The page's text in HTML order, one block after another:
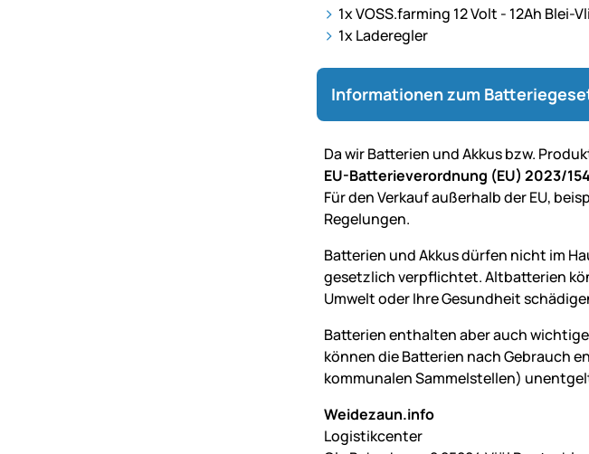
1x VOSS.farming 12 Volt - 12Ah Blei-
1x Laderegler
Informationen zum
Da wir Batterien und Akkus bzw.
EU-Batterieverordnung (EU) 2023/
Für den Verkauf außerhalb der EU,
Regelungen.
Batterien und Akkus dürfen nicht im
gesetzlich verpflichtet. Altbatterien
Umwelt oder Ihre Gesundheit
Batterien enthalten aber auch
können die Batterien nach Gebrauch
kommunalen Sammelstellen)
Weidezaun.info
Logistikcenter